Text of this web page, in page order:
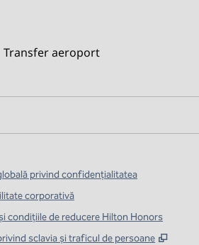
Transfer aeroport
privind confidenţialitatea
corporativă
condițiile de reducere Hilton Honors
sclavia și traficul de persoane
,